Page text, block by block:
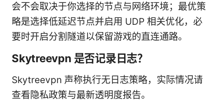
会不会取决于你选择的节点与网络环境；最优策
略是选择低延迟节点并启用 UDP 相关优化，必
要时开启分割隧道以保留游戏的直连通路。
Skytreevpn 是否记录日志？
Skytreevpn 声称执行无日志策略，实际情况请
查看隐私政策与最新透明度报告。